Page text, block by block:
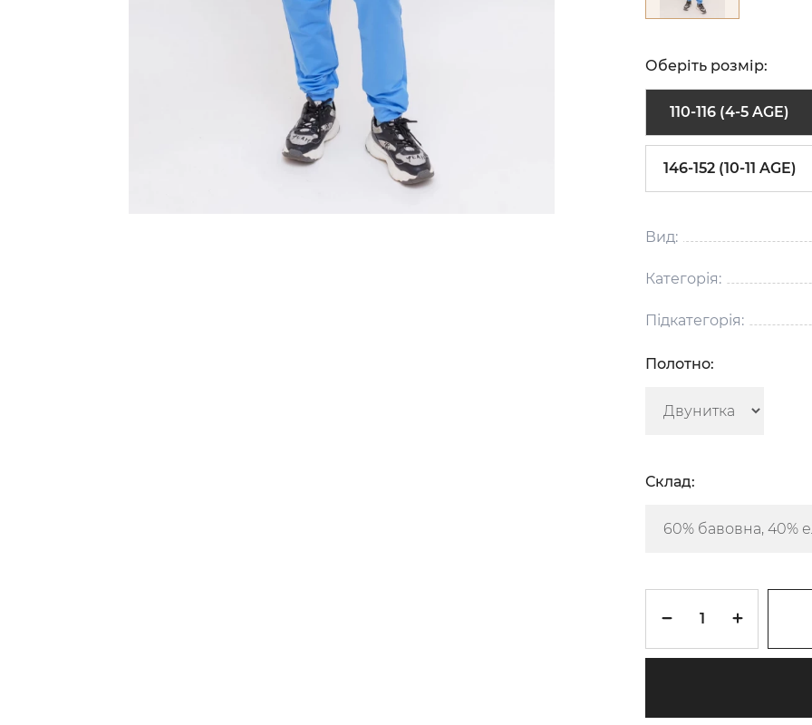
Оберіть розмір:
110-116 (4-5 AGE)
146-152 (10-11 AGE)
Вид:
Категорія:
Підкатегорія:
Полотно:
Склад: